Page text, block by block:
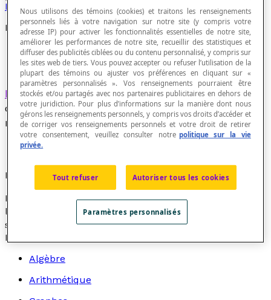
Modes de représentation
Équation canonique
Équation paramétrique de forme simple servant
de modèle à une famille d'équations pouvant s'y
ramener.
Exemple
L'équation A
² + Bxy+ Cy² + Dx+ Ey+ F = 0 est
l'équation canonique de lafamilled'équations du
second degré à deux variables.
Recherche par thème
Algèbre
Arithmétique
Nous utilisons des témoins (cookies) et traitons les renseignements
personnels liés à votre navigation sur notre site (y compris votre
adresse IP) pour activer les fonctionnalités essentielles de notre site,
améliorer les performances de notre site, recueillir des statistiques et
diffuser des publicités ciblées ou du contenu personnalisé, y compris sur
les sites web de tiers. Vous pouvez accepter ou refuser l’utilisation de la
plupart des témoins ou ajuster vos préférences en cliquant sur «
paramètres personnalisés ». Vos renseignements pourraient être
stockés et/ou partagés avec nos partenaires publicitaires en dehors de
votre juridiction. Pour plus d’informations sur la manière dont nous
gérons les renseignements personnels, y compris vos droits d’accéder et
de corriger vos renseignements personnels et votre droit de retirer
votre consentement, veuillez consulter notre politique sur la vie
privée.
Tout refuser Autoriser tous les cookies
Paramètres personnalisés